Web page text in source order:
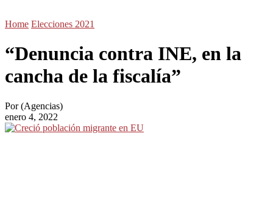
Home Elecciones 2021
“Denuncia contra INE, en la
cancha de la fiscalía”
Por(Agencias)
enero 4, 2022